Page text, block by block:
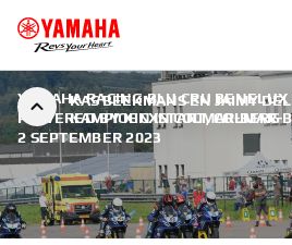
KAS BEEKMANS EN JAIMY
KAMPIOEN IN COLMAR-BERG
YAMAHA RACING BLU CRU BENELUX
POWERED BY KICXSTART, COLMAR-
2 SEPTEMBER 2023